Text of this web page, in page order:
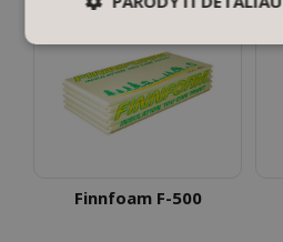
Finnfoam F-500